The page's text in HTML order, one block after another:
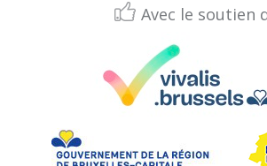
Avec le soutien